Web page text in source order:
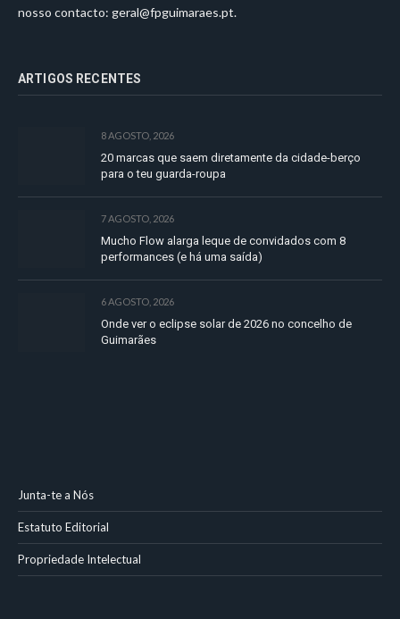
nosso contacto: geral@fpguimaraes.pt.
ARTIGOS RECENTES
8 AGOSTO, 2026
20 marcas que saem diretamente da cidade-berço
para o teu guarda-roupa
7 AGOSTO, 2026
Mucho Flow alarga leque de convidados com 8
performances (e há uma saída)
6 AGOSTO, 2026
Onde ver o eclipse solar de 2026 no concelho de
Guimarães
Junta-te a Nós
Estatuto Editorial
Propriedade Intelectual